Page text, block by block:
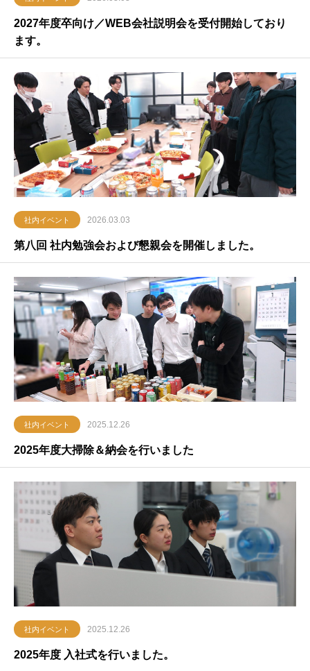
2027年度卒向け／WEB会社説明会を受付開始しており
ます。
社内イベント 2026.03.03
第八回 社内勉強会および懇親会を開催しました。
社内イベント 2025.12.26
2025年度大掃除＆納会を行いました
社内イベント 2025.12.26
2025年度 入社式を行いました。